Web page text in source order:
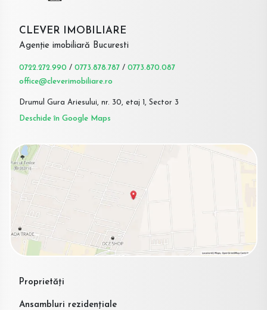
CLEVER IMOBILIARE
Agenție imobiliară Bucuresti
0722.272.990 / 0773.878.787 / 0773.870.087
office@cleverimobiliare.ro
Drumul Gura Ariesului, nr. 30, etaj 1, Sector 3
Deschide în Google Maps
Proprietăți
Ansambluri rezidențiale